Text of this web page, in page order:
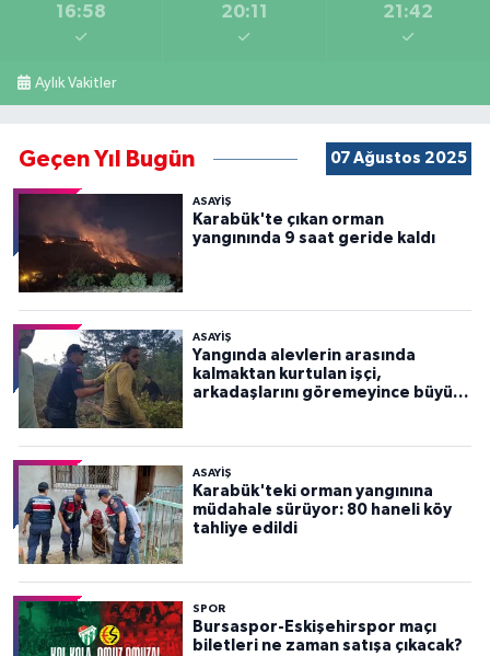
16:58 20:11 21:42
Aylık Vakitler
Geçen Yıl Bugün 07 Ağustos 2025
ASAYİŞ
Karabük'te çıkan orman
yangınında 9 saat geride kaldı
ASAYİŞ
Yangında alevlerin arasında
kalmaktan kurtulan işçi,
arkadaşlarını göremeyince büyük
ASAYİŞ
Karabük'teki orman yangınına
müdahale sürüyor: 80 haneli köy
tahliye edildi
SPOR
Bursaspor-Eskişehirspor maçı
biletleri ne zaman satışa çıkacak?